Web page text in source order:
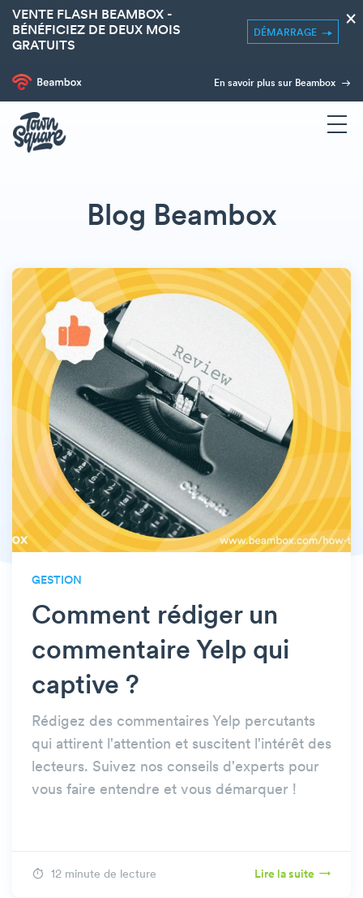
VENTE FLASH BEAMBOX -
BÉNÉFICIEZ DE DEUX MOIS
GRATUITS
DÉMARRAGE
×
En savoir plus sur Beambox
Blog Beambox
GESTION
Comment rédiger un
commentaire Yelp qui
captive ?
Rédigez des commentaires Yelp percutants
qui attirent l'attention et suscitent l'intérêt des
lecteurs. Suivez nos conseils d'experts pour
vous faire entendre et vous démarquer !
12 minute de lecture Lire la suite